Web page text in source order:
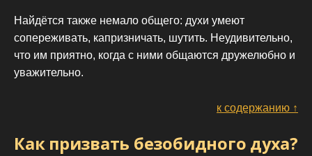
Найдётся также немало общего: духи умеют
сопереживать, капризничать, шутить. Неудивительно,
что им приятно, когда с ними общаются дружелюбно и
уважительно.
к содержанию ↑
Как призвать безобидного духа?